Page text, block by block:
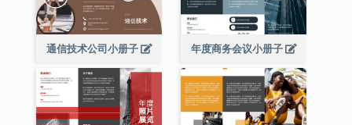
通信技术公司小册子 年度商务会议小册子